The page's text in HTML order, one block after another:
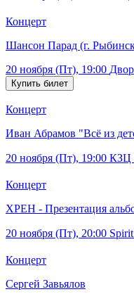
Концерт
Шансон Парад (г.
20 ноября (Пт), 19:00
Концерт
Иван Абрамов "Всё из
20 ноября (Пт), 19:00 КЗЦ
Концерт
ХРЕН - Презентация
20 ноября (Пт), 20:00
Концерт
Сергей Завьялов